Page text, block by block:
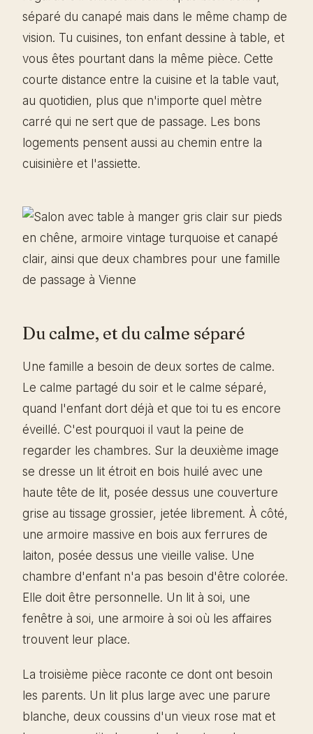
séparé du canapé mais dans le même champ de
vision. Tu cuisines, ton enfant dessine à table, et
vous êtes pourtant dans la même pièce. Cette
courte distance entre la cuisine et la table vaut,
au quotidien, plus que n'importe quel mètre
carré qui ne sert que de passage. Les bons
logements pensent aussi au chemin entre la
cuisinière et l'assiette.
Du calme, et du calme séparé
Une famille a besoin de deux sortes de calme.
Le calme partagé du soir et le calme séparé,
quand l'enfant dort déjà et que toi tu es encore
éveillé. C'est pourquoi il vaut la peine de
regarder les chambres. Sur la deuxième image
se dresse un lit étroit en bois huilé avec une
haute tête de lit, posée dessus une couverture
grise au tissage grossier, jetée librement. À côté,
une armoire massive en bois aux ferrures de
laiton, posée dessus une vieille valise. Une
chambre d'enfant n'a pas besoin d'être colorée.
Elle doit être personnelle. Un lit à soi, une
fenêtre à soi, une armoire à soi où les affaires
trouvent leur place.
La troisième pièce raconte ce dont ont besoin
les parents. Un lit plus large avec une parure
blanche, deux coussins d'un vieux rose mat et